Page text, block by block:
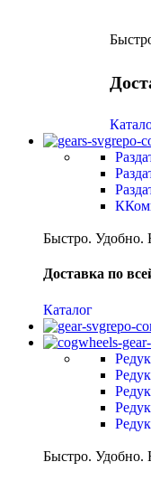
Быстро. Удобно.
Доставка по
Каталог
Быстро. Удобно.